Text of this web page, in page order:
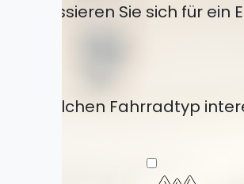
Interessieren Sie sich für ein
Für welchen Fahrradtyp